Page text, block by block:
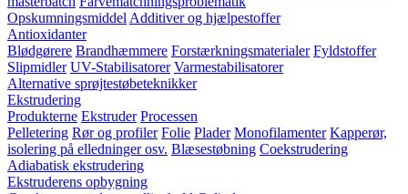
Opskumningsmiddel Additiver og hjælpestoffer
Antioxidanter
Blødgørere Brandhæmmere Forstærkningsmaterialer Fyldstoffer
Slipmidler UV-Stabilisatorer Varmestabilisatorer
Alternative sprøjtestøbeteknikker
Ekstrudering
Produkterne Ekstruder Processen
Pelletering Rør og profiler Folie Plader Monofilamenter Kapperør,
isolering på elledninger osv. Blæsestøbning Coekstrudering
Adiabatisk ekstrudering
Ekstruderens opbygning